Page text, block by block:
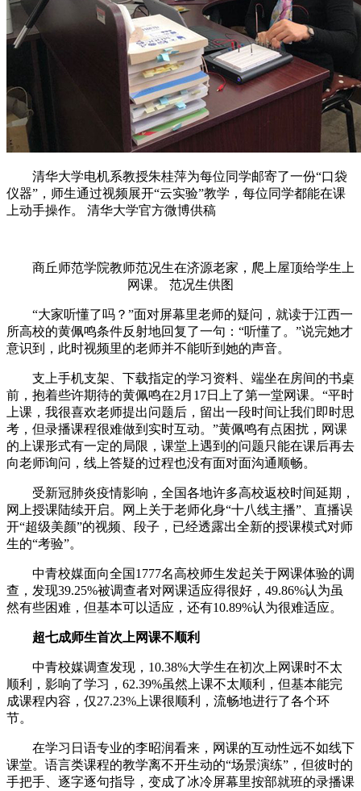
清华大学电机系教授朱桂萍为每位同学邮寄了一份“口袋
仪器”，师生通过视频展开“云实验”教学，每位同学都能在课
上动手操作。 清华大学官方微博供稿
商丘师范学院教师范况生在济源老家，爬上屋顶给学生上
网课。 范况生供图
“大家听懂了吗？”面对屏幕里老师的疑问，就读于江西一
所高校的黄佩鸣条件反射地回复了一句：“听懂了。”说完她才
意识到，此时视频里的老师并不能听到她的声音。
支上手机支架、下载指定的学习资料、端坐在房间的书桌
前，抱着些许期待的黄佩鸣在2月17日上了第一堂网课。“平时
上课，我很喜欢老师提出问题后，留出一段时间让我们即时思
考，但录播课程很难做到实时互动。”黄佩鸣有点困扰，网课
的上课形式有一定的局限，课堂上遇到的问题只能在课后再去
向老师询问，线上答疑的过程也没有面对面沟通顺畅。
受新冠肺炎疫情影响，全国各地许多高校返校时间延期，
网上授课陆续开启。网上关于老师化身“十八线主播”、直播误
开“超级美颜”的视频、段子，已经透露出全新的授课模式对师
生的“考验”。
中青校媒面向全国1777名高校师生发起关于网课体验的调
查，发现39.25%被调查者对网课适应得很好，49.86%认为虽
然有些困难，但基本可以适应，还有10.89%认为很难适应。
超七成师生首次上网课不顺利
中青校媒调查发现，10.38%大学生在初次上网课时不太
顺利，影响了学习，62.39%虽然上课不太顺利，但基本能完
成课程内容，仅27.23%上课很顺利，流畅地进行了各个环
节。
在学习日语专业的李昭润看来，网课的互动性远不如线下
课堂。语言类课程的教学离不开生动的“场景演练”，但彼时的
手把手、逐字逐句指导，变成了冰冷屏幕里按部就班的录播课